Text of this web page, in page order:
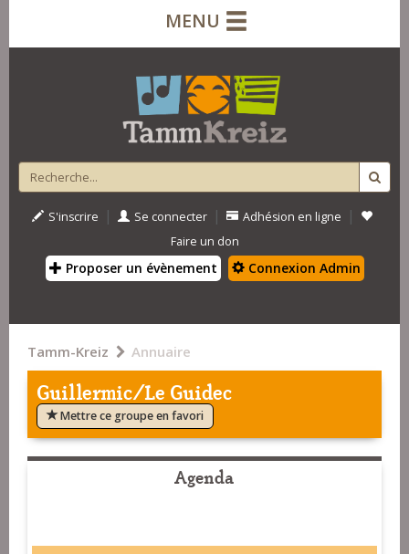
MENU
S'inscrire | Se connecter | Adhésion en ligne |
Faire un don
Proposer un évènement Connexion Admin
Tamm-Kreiz Annuaire
Guillermic/Le Guidec
Mettre ce groupe en favori
Agenda